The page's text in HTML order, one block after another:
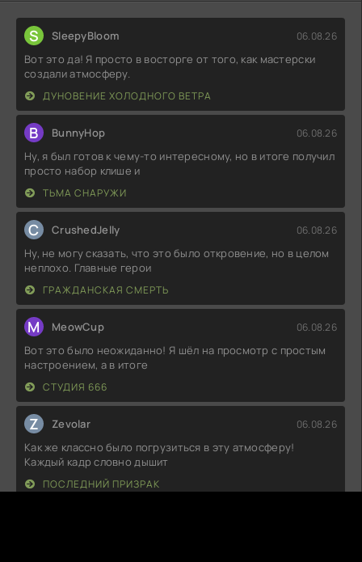
S SleepyBloom 06.08.26
Вот это да! Я просто в восторге от того, как мастерски
создали атмосферу.
ДУНОВЕНИЕ ХОЛОДНОГО ВЕТРА
B BunnyHop 06.08.26
Ну, я был готов к чему-то интересному, но в итоге получил
просто набор клише и
ТЬМА СНАРУЖИ
C CrushedJelly 06.08.26
Ну, не могу сказать, что это было откровение, но в целом
неплохо. Главные герои
ГРАЖДАНСКАЯ СМЕРТЬ
M MeowCup 06.08.26
Вот это было неожиданно! Я шёл на просмотр с простым
настроением, а в итоге
СТУДИЯ 666
Z Zevolar 06.08.26
Как же классно было погрузиться в эту атмосферу!
Каждый кадр словно дышит
ПОСЛЕДНИЙ ПРИЗРАК